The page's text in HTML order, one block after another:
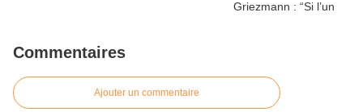
Commentaires
Ajouter un commentaire